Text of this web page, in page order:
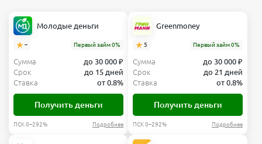
Молодые деньги
– Первый займ 0%
Сумма
до 30 000 ₽
Срок
до 15 дней
Ставка
от 0.8%
Получить деньги
ПСК 0–292% Подробнее
Greenmoney
5 Первый займ 0%
Сумма
до 30 000 ₽
Срок
до 21 дней
Ставка
от 0.8%
Получить деньги
ПСК 0–292% Подробнее